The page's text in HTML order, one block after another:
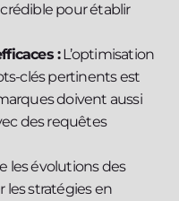
pour établir
:L’optimisation
clés pertinents est
doivent aussi
des requêtes
les évolutions des
les stratégies en